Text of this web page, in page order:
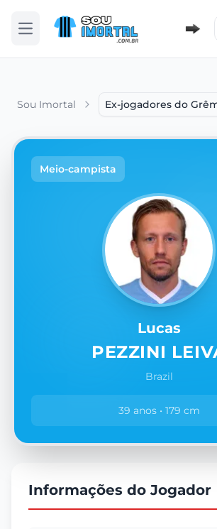
Abrir menu
Sou Imortal Ex-jogadores do
Meio-campista
Lucas
PEZZINI
Brazil
39 anos • 179 cm
Informações do Jogador